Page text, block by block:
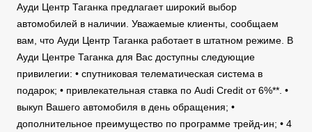
Ауди Центр Таганка предлагает широкий выбор
автомобилей в наличии. Уважаемые клиенты, сообщаем
вам, что Ауди Центр Таганка работает в штатном режиме. В
Ауди Центре Таганка для Вас доступны следующие
привилегии: • спутниковая телематическая система в
подарок; • привлекательная ставка по Audi Credit от 6%**. •
выкуп Вашего автомобиля в день обращения; •
дополнительное преимущество по программе трейд-ин; • 4